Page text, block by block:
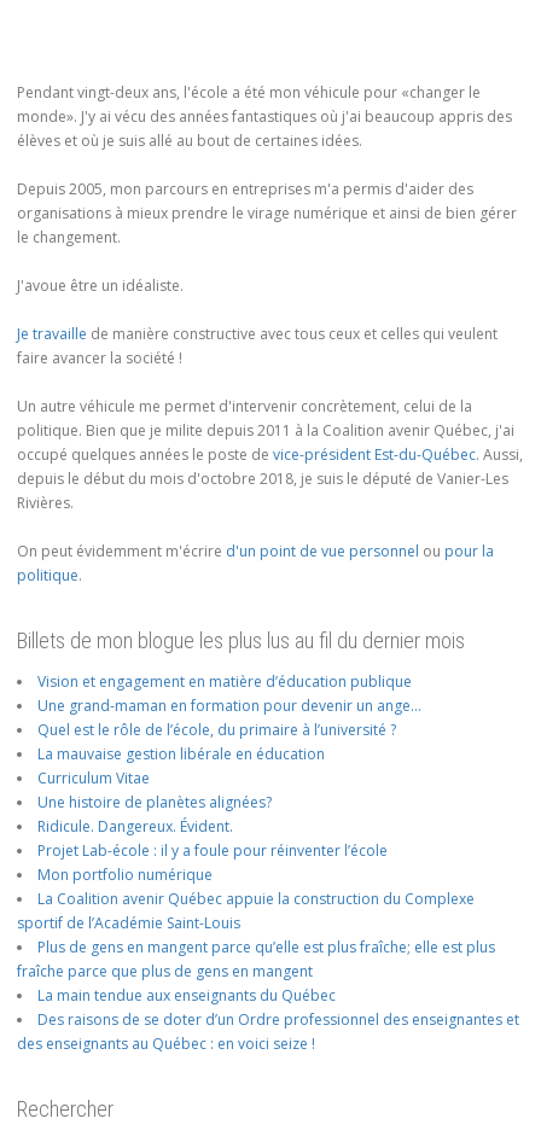
Pendant vingt-deux ans, l'école a été mon véhicule pour «changer le
monde». J'y ai vécu des années fantastiques où j'ai beaucoup appris des
élèves et où je suis allé au bout de certaines idées.
Depuis 2005, mon parcours en entreprises m'a permis d'aider des
organisations à mieux prendre le virage numérique et ainsi de bien gérer
le changement.
J'avoue être un idéaliste.
Je travaille de manière constructive avec tous ceux et celles qui veulent
faire avancer la société !
Un autre véhicule me permet d'intervenir concrètement, celui de la
politique. Bien que je milite depuis 2011 à la Coalition avenir Québec, j'ai
occupé quelques années le poste de vice-président Est-du-Québec. Aussi,
depuis le début du mois d'octobre 2018, je suis le député de Vanier-Les
Rivières.
On peut évidemment m'écrire d'un point de vue personnel ou pour la
politique.
Billets de mon blogue les plus lus au fil du dernier mois
Vision et engagement en matière d’éducation publique
Une grand-maman en formation pour devenir un ange…
Quel est le rôle de l’école, du primaire à l’université ?
La mauvaise gestion libérale en éducation
Curriculum Vitae
Une histoire de planètes alignées?
Ridicule. Dangereux. Évident.
Projet Lab-école : il y a foule pour réinventer l’école
Mon portfolio numérique
La Coalition avenir Québec appuie la construction du Complexe
sportif de l’Académie Saint-Louis
Plus de gens en mangent parce qu’elle est plus fraîche; elle est plus
fraîche parce que plus de gens en mangent
La main tendue aux enseignants du Québec
Des raisons de se doter d’un Ordre professionnel des enseignantes et
des enseignants au Québec : en voici seize !
Rechercher